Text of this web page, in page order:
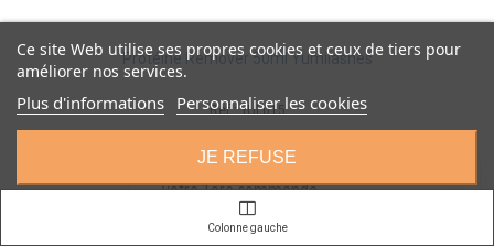
Protéine Remover 50ml Yumilashes
Ref : YUL015
Ce site Web utilise ses propres cookies et ceux de tiers pour
améliorer nos services.
Plus d'informations Personnaliser les cookies
JE REFUSE
J'ACCEPTE
votre 1ère commande
avec le code
Colonne gauche